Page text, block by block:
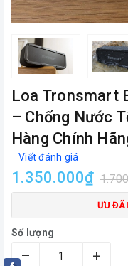
Loa Tronsmart
– Chống Nước
Hàng Chính
Viết đánh giá
1.350.000₫
ƯU
Số lượng
– +